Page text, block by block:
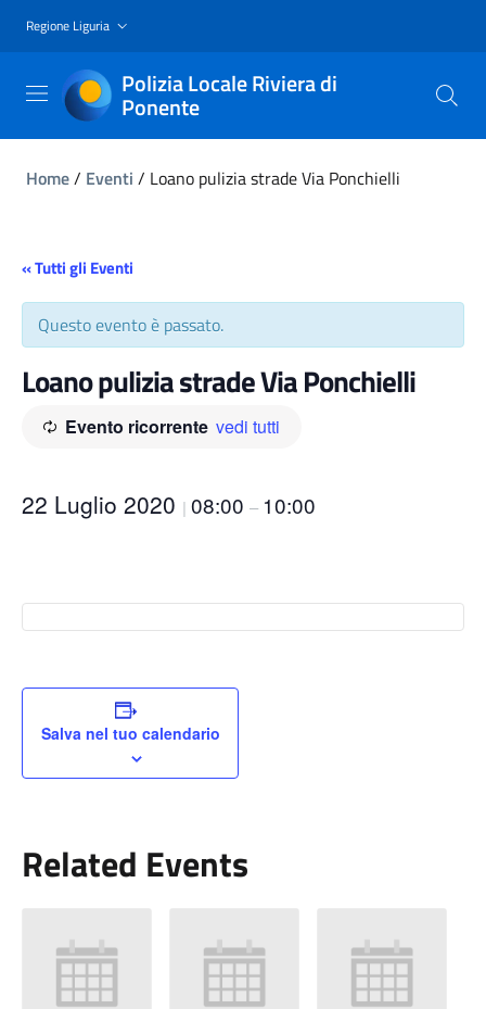
Regione Liguria
Polizia Locale Riviera di
Ponente
Home/ Eventi / Loano pulizia strade Via Ponchielli
« Tutti gli Eventi
Questo evento è passato.
Loano pulizia strade Via Ponchielli
Evento ricorrente vedi tutti
22 Luglio 2020 | 08:00 – 10:00
Salva nel tuo calendario
Related Events